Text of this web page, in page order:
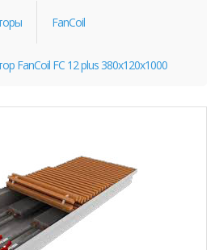
FanCoil
FanCoil FC 12 plus 380х120х1000